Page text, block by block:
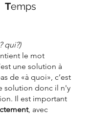
Temps
qui?)
le mot
une solution à
de «à quoi», c’est
solution donc il n'y
Il est important
, avec